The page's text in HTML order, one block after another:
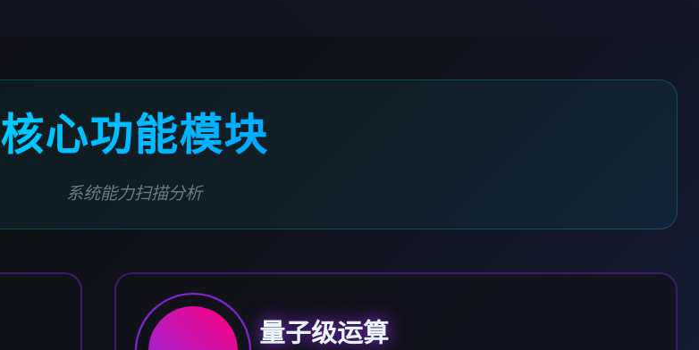
核心功能模块
系统能力扫描分析
量子级运算